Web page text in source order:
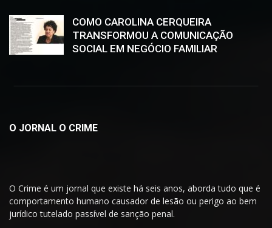
COMO CAROLINA CERQUEIRA
TRANSFORMOU A COMUNICAÇÃO
SOCIAL EM NEGÓCIO FAMILIAR
O JORNAL O CRIME
O Crime é um jornal que existe há seis anos, aborda tudo que é
comportamento humano causador de lesão ou perigo ao bem
jurídico tutelado passível de sanção penal.